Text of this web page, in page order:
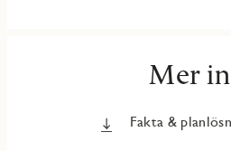
Mer
Fakta &